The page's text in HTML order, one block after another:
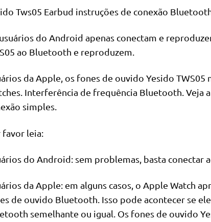
Tws05 Earbud instruções de conexão
do Android apenas conectam e
ao Bluetooth e reproduzem.
da Apple, os fones de ouvido Yesido
Interferência de frequência Bluetooth. Veja
simples.
favor leia:
do Android: sem problemas, basta conectar
da Apple: em alguns casos, o Apple Watch
de ouvido Bluetooth. Isso pode acontecer se
semelhante ou igual. Os fones de ouvido